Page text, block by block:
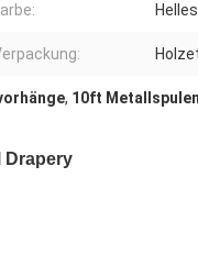
, 10ft
Drapery